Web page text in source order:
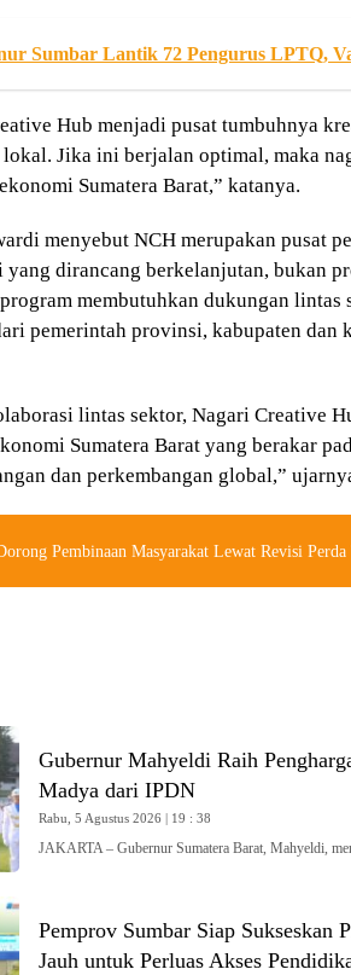
Sumbar Lantik 72 Pengurus LPTQ,
Hub menjadi pusat tumbuhnya
Jika ini berjalan optimal, maka
Sumatera Barat,” katanya.
menyebut NCH merupakan pusat
yang dirancang berkelanjutan, bukan
membutuhkan dukungan lintas
pemerintah provinsi, kabupaten dan
lintas sektor, Nagari Creative
Sumatera Barat yang berakar
dan perkembangan global,”
Pembinaan Masyarakat Lewat Revisi
Gubernur Mahyeldi Raih
Madya dari IPDN
Rabu, 5 Agustus 2026 | 19 : 38
JAKARTA – Gubernur Sumatera Barat, Mahyeldi,
Pemprov Sumbar Siap Sukseskan
Jauh untuk Perluas Akses